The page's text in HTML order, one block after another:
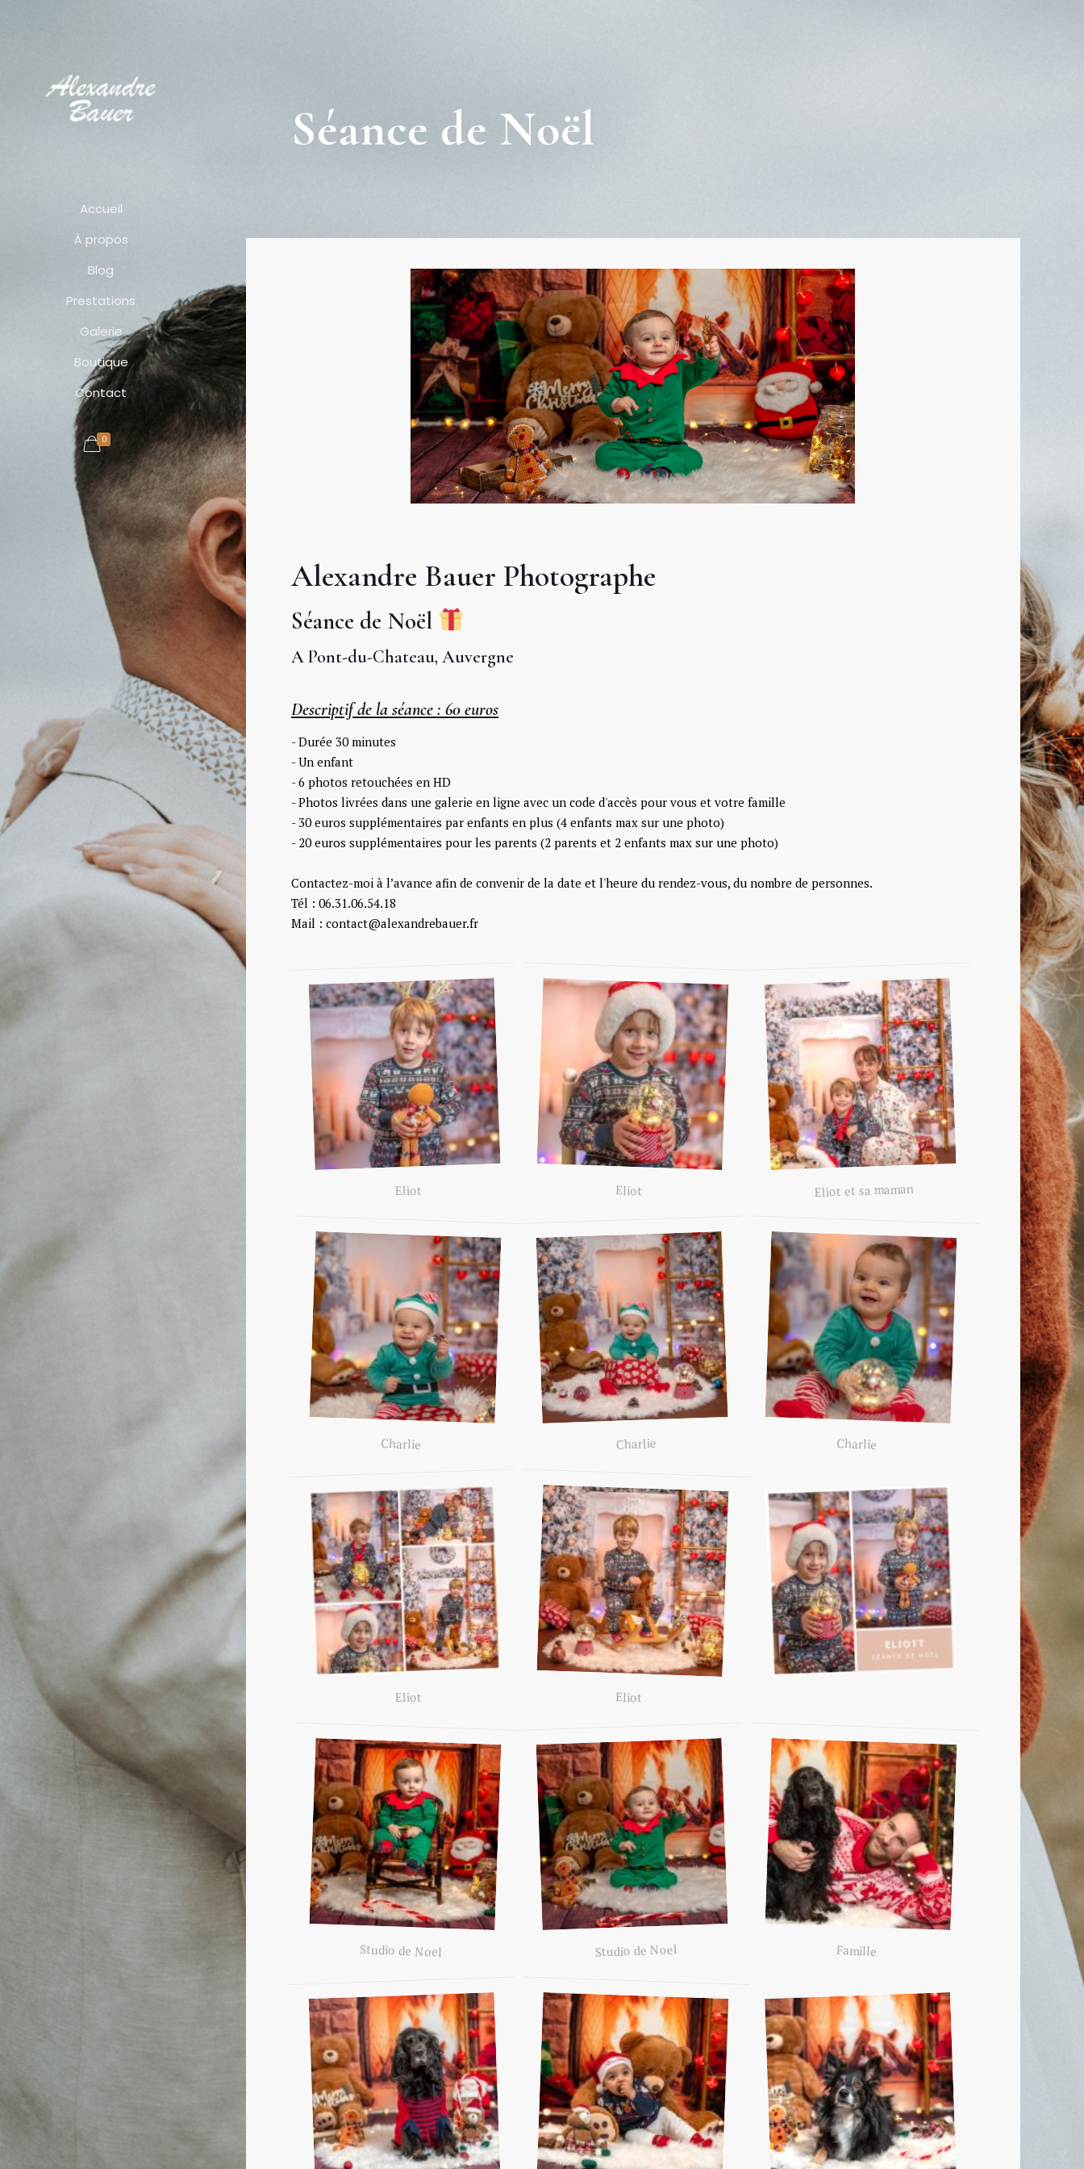
Accueil
À propos
Blog
Prestations
Galerie
Boutique
Contact
0
Séance de Noël
Alexandre Bauer Photographe
Séance de Noël
A Pont-du-Chateau, Auvergne
Descriptif de la séance : 60 euros
- Durée 30 minutes
- Un enfant
- 6 photos retouchées en HD
- Photos livrées dans une galerie en ligne avec un code d'accès pour vous et votre famille
- 30 euros supplémentaires par enfants en plus (4 enfants max sur une photo)
- 20 euros supplémentaires pour les parents (2 parents et 2 enfants max sur une photo)
Contactez-moi à l’avance afin de convenir de la date et l'heure du rendez-vous, du nombre de personnes.
Tél : 06.31.06.54.18
Mail : contact@alexandrebauer.fr
Eliot Eliot Eliot et sa maman
Charlie Charlie Charlie
Eliot Eliot
Studio de Noel Studio de Noel Famille